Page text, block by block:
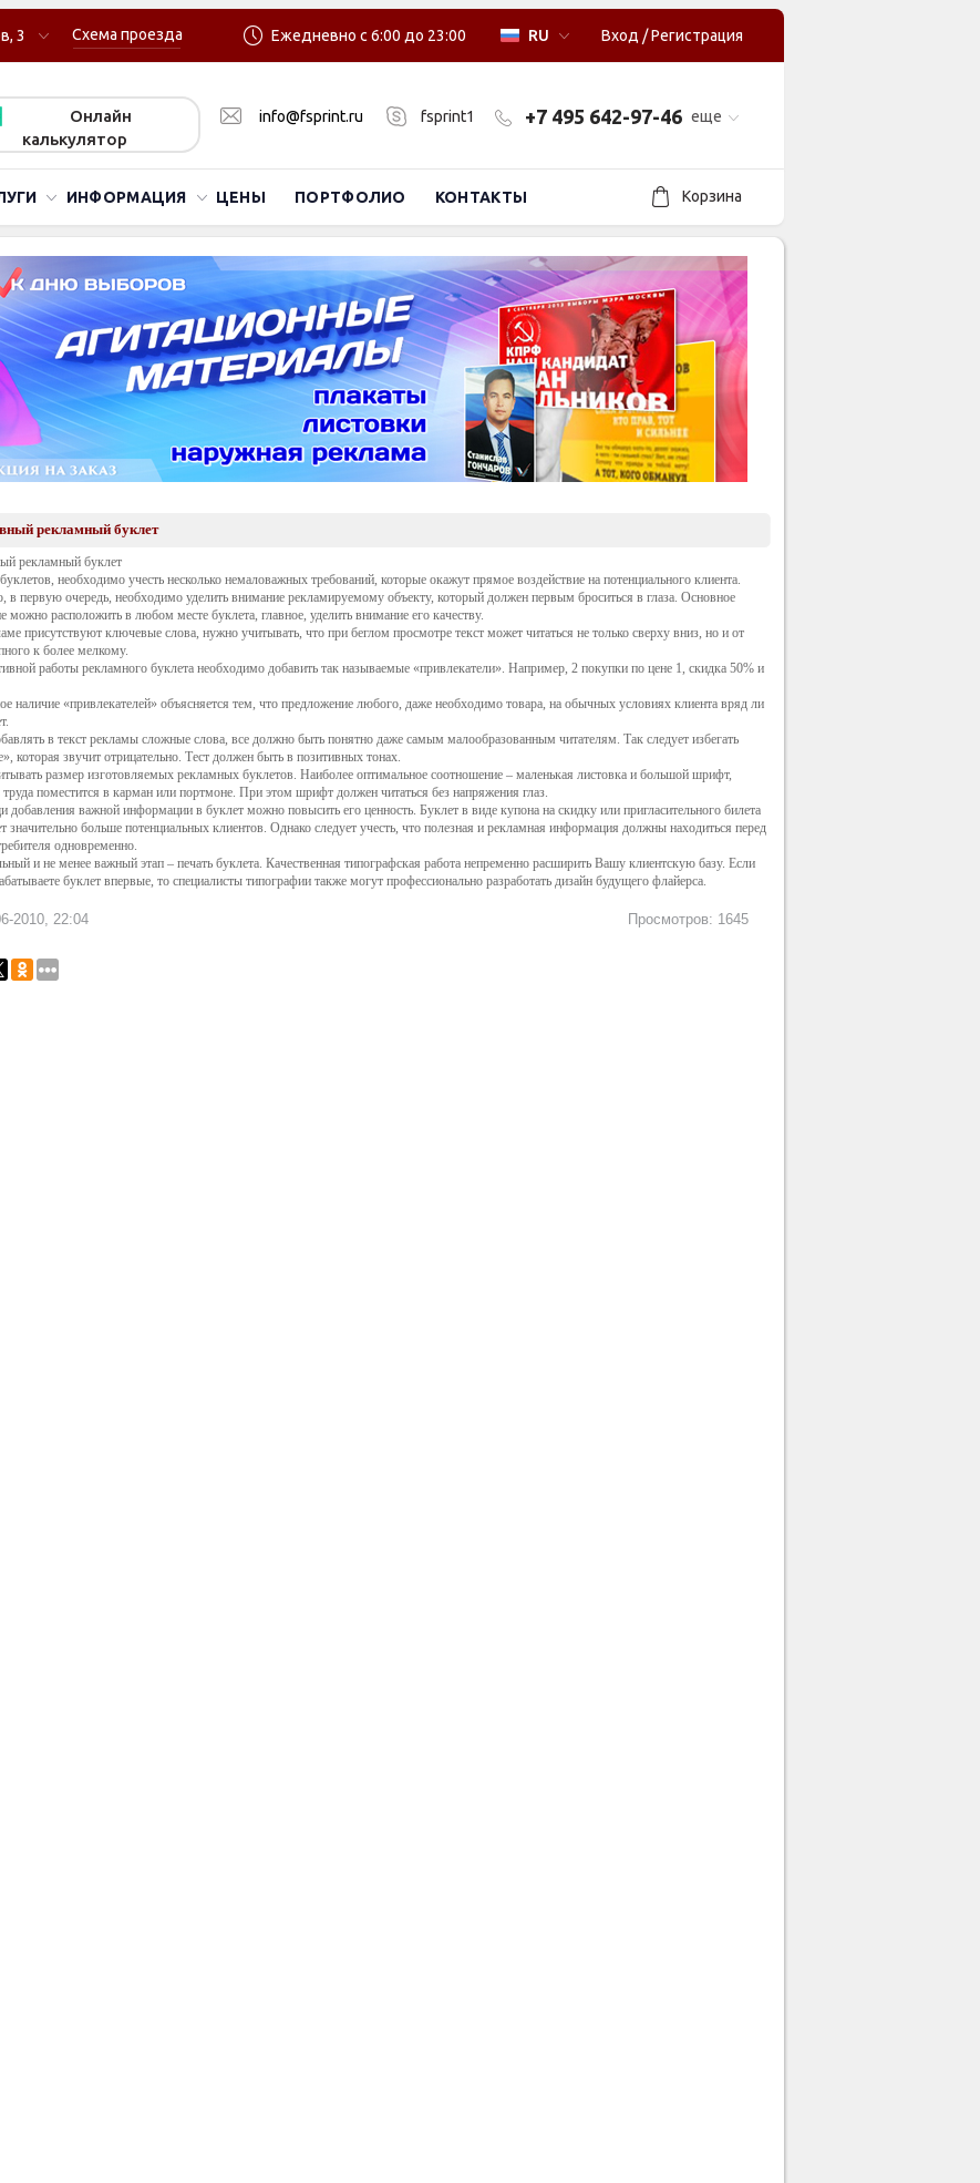
3 Схема проезда Вход /Регистрация
RU
Ежедневно с 6:00 до 23:00
Онлайн
калькулятор
info@fsprint.ru fsprint1 еще
+7 495 642-97-46
ИНФОРМАЦИЯ ЦЕНЫ ПОРТФОЛИО КОНТАКТЫ Корзина
рекламный буклет
рекламный буклет
необходимо учесть несколько немаловажных требований, которые окажут прямое воздействие на потенциального клиента.
в первую очередь, необходимо уделить внимание рекламируемому объекту, который должен первым броситься в глаза. Основное
можно расположить в любом месте буклета, главное, уделить внимание его качеству.
присутствуют ключевые слова, нужно учитывать, что при беглом просмотре текст может читаться не только сверху вниз, но и от
к более мелкому.
работы рекламного буклета необходимо добавить так называемые «привлекатели». Например, 2 покупки по цене 1, скидка 50% и
наличие «привлекателей» объясняется тем, что предложение любого, даже необходимо товара, на обычных условиях клиента вряд ли
в текст рекламы сложные слова, все должно быть понятно даже самым малообразованным читателям. Так следует избегать
которая звучит отрицательно. Тест должен быть в позитивных тонах.
размер изготовляемых рекламных буклетов. Наиболее оптимальное соотношение – маленькая листовка и большой шрифт,
труда поместится в карман или портмоне. При этом шрифт должен читаться без напряжения глаз.
важной информации в буклет можно повысить его ценность. Буклет в виде купона на скидку или пригласительного билета
значительно больше потенциальных клиентов. Однако следует учесть, что полезная и рекламная информация должны находиться перед
одновременно.
и не менее важный этап – печать буклета. Качественная типографская работа непременно расширить Вашу клиентскую базу. Если
буклет впервые, то специалисты типографии также могут профессионально разработать дизайн будущего флайерса.
2010, 22:04 Просмотров: 1645